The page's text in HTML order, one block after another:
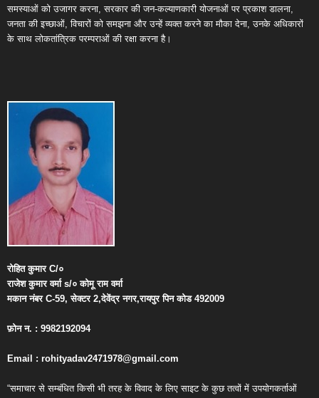
समस्याओं को उजागर करना, सरकार की जन-कल्याणकारी योजनाओं पर प्रकाश डालना,
जनता की इच्छाओं, विचारों को समझना और उन्हें व्यक्त करने का मौका देना, उनके अधिकारों
के साथ लोकतांत्रिक परम्पराओं की रक्षा करना है।
रोहित कुमारC/०
राजेश कुमार वर्माs/० कोमू राम वर्मा
मकान नंबरC-59,सेक्टर2,देवेंद्र नगर,रायपुर पिन कोड492009
फ़ोन न. : 9982192094
Email : rohityadav2471978@gmail.com
“समाचार से सम्बंधित किसी भी तरह के विवाद के लिए साइट के कुछ तत्वों में उपयोगकर्ताओं